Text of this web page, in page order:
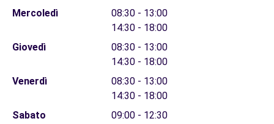
Mercoledì
08:30 - 13:00
14:30 - 18:00
Giovedì
08:30 - 13:00
14:30 - 18:00
Venerdì
08:30 - 13:00
14:30 - 18:00
Sabato
09:00 - 12:30